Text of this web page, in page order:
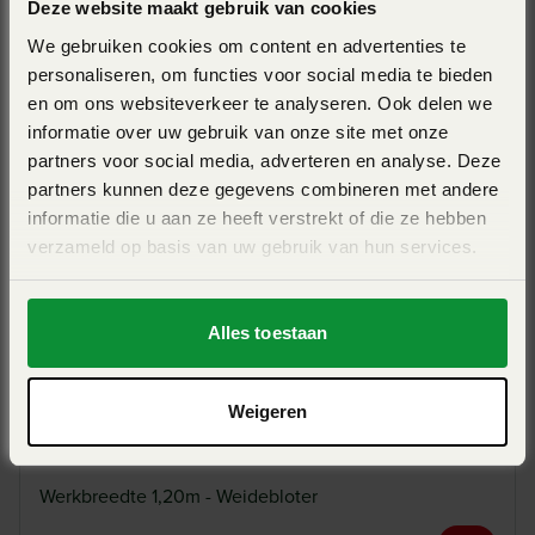
Deze website maakt gebruik van cookies
We gebruiken cookies om content en advertenties te
personaliseren, om functies voor social media te bieden
en om ons websiteverkeer te analyseren. Ook delen we
informatie over uw gebruik van onze site met onze
partners voor social media, adverteren en analyse. Deze
partners kunnen deze gegevens combineren met andere
informatie die u aan ze heeft verstrekt of die ze hebben
verzameld op basis van uw gebruik van hun services.
Alles toestaan
Weigeren
een constante maaihoogte behoudt. De trapezevormige
afdekplaat met breed uitlopende zijkanten draagt bij aan
een soepele en gelijkmatige afvoer van het verhakselde
materiaal. Daarnaast vergemakkelijkt de speciale vorm van
de afdekplaat het manoeuvreren in hoeken, wat de
wendbaarheid van de machine ten goede komt.
Gebruiksvriendelijk en eenvoudig instelbaar
Ontworpen met oog op gebruiksgemak, biedt de BAV 1545
diverse instelmogelijkheden om zich optimaal aan te
passen aan uiteenlopende werkomstandigheden. De
glijsloffen, met een bereik tussen 25 en 150 mm. Dankzij de
standaard zijdelingse verstelling kan de machine ook op
moeilijk bereikbare plaatsen maaien zonder dat de
Bekijk ook eens
KUHN BAV 1245
Werkbreedte 1,20m - Weidebloter